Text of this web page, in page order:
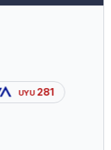
UYU 281